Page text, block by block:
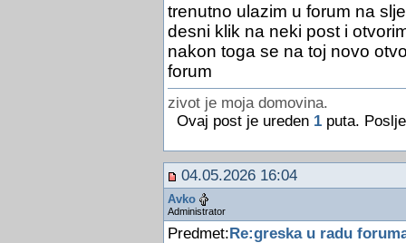
trenutno ulazim u forum na
desni klik na neki post i
nakon toga se na toj novo
forum
zivot je moja domovina.
Ovaj post je ureden 1puta.
04.05.2026 16:04
Avko
Administrator
Predmet: Re:greska u radu